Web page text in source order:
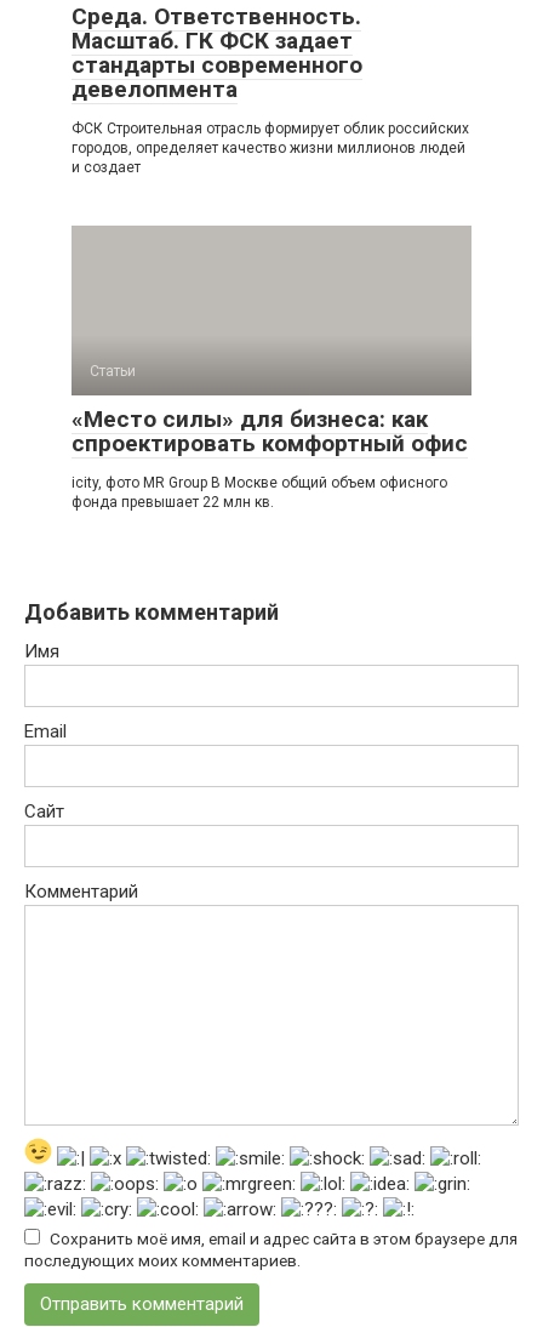
Среда. Ответственность.
Масштаб. ГК ФСК задает
стандарты современного
девелопмента
ФСК Строительная отрасль формирует облик российских
городов, определяет качество жизни миллионов людей
и создает
Статьи
«Место силы» для бизнеса: как
спроектировать комфортный офис
icity, фото MR Group В Москве общий объем офисного
фонда превышает 22 млн кв.
Добавить комментарий
Имя
Email
Сайт
Комментарий
Сохранить моё имя, email и адрес сайта в этом браузере для
последующих моих комментариев.